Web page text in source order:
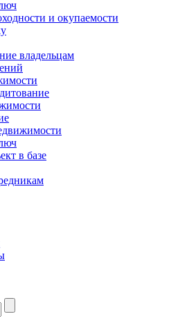
и окупаемости
владельцам
в базе